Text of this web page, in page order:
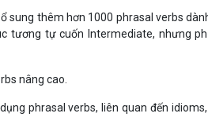
sung thêm hơn 1000 phrasal verbs
tương tự cuốn Intermediate, nhưng
nâng cao.
phrasal verbs, liên quan đến